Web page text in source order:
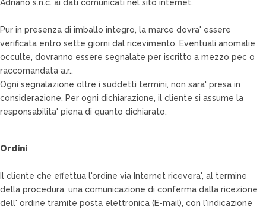
Adriano s.n.c. ai dati comunicati nel sito internet.
Pur in presenza di imballo integro, la marce dovra' essere
verificata entro sette giorni dal ricevimento. Eventuali anomalie
occulte, dovranno essere segnalate per iscritto a mezzo pec o
raccomandata a.r..
Ogni segnalazione oltre i suddetti termini, non sara' presa in
considerazione. Per ogni dichiarazione, il cliente si assume la
responsabilita' piena di quanto dichiarato.
Ordini
Il cliente che effettua l'ordine via Internet ricevera', al termine
della procedura, una comunicazione di conferma dalla ricezione
dell' ordine tramite posta elettronica (E-mail), con l'indicazione